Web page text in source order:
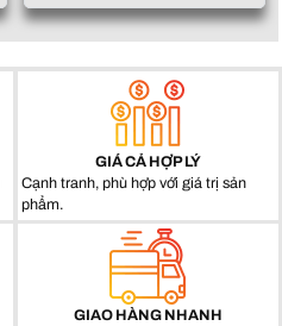
GIÁ CẢ HỢP LÝ
Cạnh tranh, phù hợp với giá trị sản
phẩm.
GIAO HÀNG NHANH